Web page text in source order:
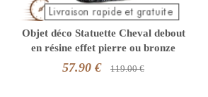
Objet déco Statuette Cheval debout
en résine effet pierre ou bronze
57.90 € 119.00 €